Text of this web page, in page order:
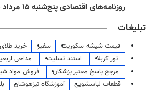
روزنامه‌های اقتصادی پنج‌شنبه ۱۵ مرداد ۱۴۰۵
تبلیغات
قیمت شیشه سکوریت سفیر خرید
تور کربلا
استند تسلیت مداحی
مرجع پاسخ معتبر پزشکان
فروش مواد
قطعات لباسشویی
آموزشگاه تیزهوشان